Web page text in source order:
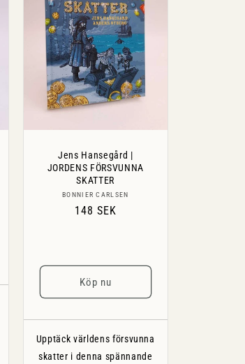
Jens Hansegård |
JORDENS FÖRSVUNNA
SKATTER
Säljare:
BONNIER CARLSEN
Ordinarie
148 SEK
Köp nu
Upptäck världens försvunna
skatter i denna spännande